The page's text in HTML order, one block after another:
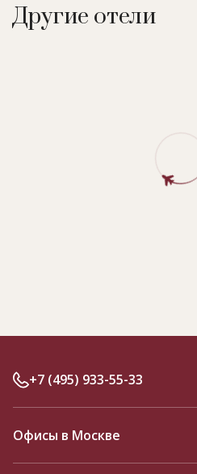
Другие отели
+7 (495) 933-55-33
Офисы в Москве